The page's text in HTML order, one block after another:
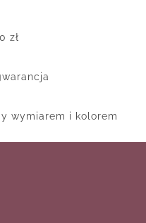
zł
wymiarem i kolorem